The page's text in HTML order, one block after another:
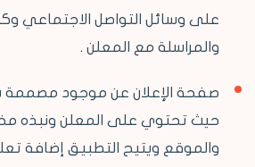
على وسائل التواصل الاجتماعي
والمراسلة مع المعلن .
صفحة الإعلان عن موجود
حيث تحتوي على المعلن ونبذه
والموقع ويتيح التطبيق إضافة